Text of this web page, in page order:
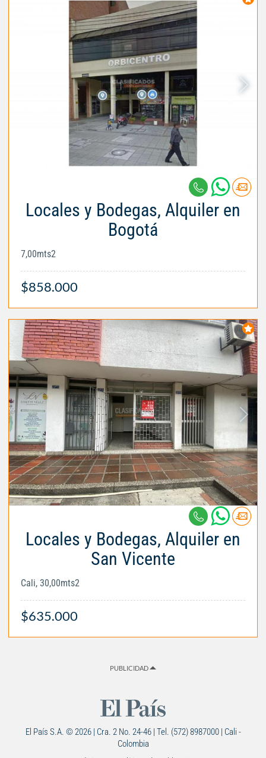
Locales y Bodegas, Alquiler en
Bogotá
7,00mts2
$858.000
Locales y Bodegas, Alquiler en
San Vicente
Cali, 30,00mts2
$635.000
PUBLICIDAD
El País S.A. © 2026 | Cra. 2 No. 24-46 | Tel. (572) 8987000 | Cali -
Colombia